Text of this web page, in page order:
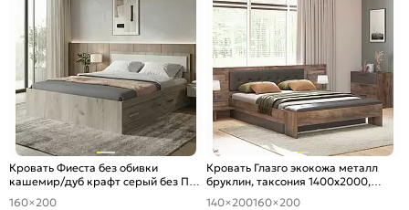
Кровать Фиеста без обивки
кашемир/дуб крафт серый без П/
М 1600x2000, изголовье жесткое
160×200
Кровать Глазго экокожа металл
бруклин, таксония 1400x2000,
изголовье мягкое
140×200160×200